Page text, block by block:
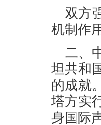
双方
机制作
二、
坦共和
的成就
塔方实
身国际